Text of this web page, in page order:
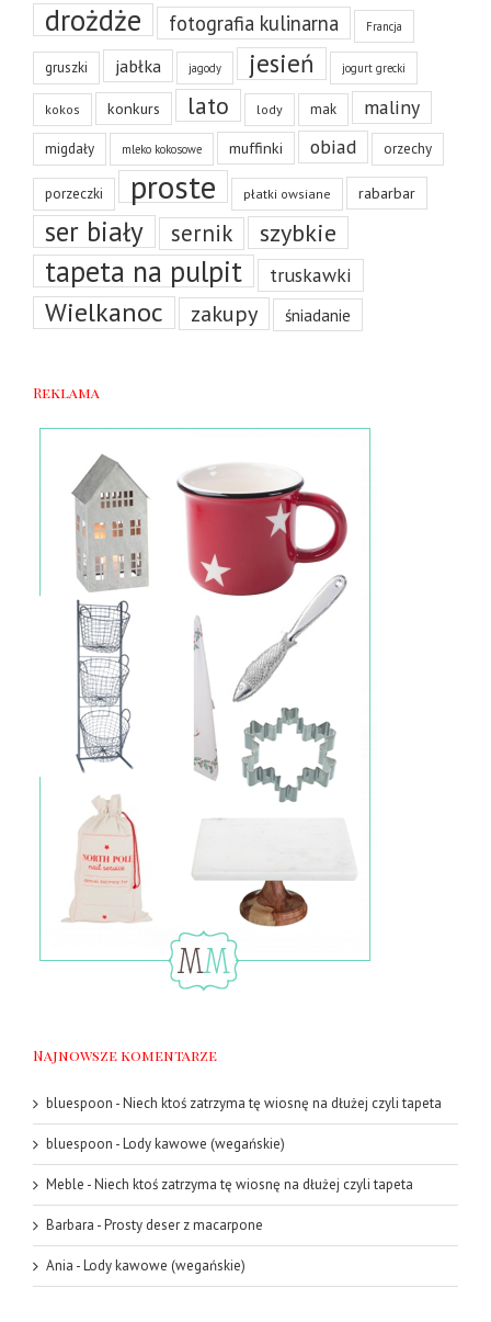
drożdże fotografia kulinarna Francja
gruszki jabłka jagody jesień jogurt grecki
kokos konkurs lato lody mak maliny
migdały mleko kokosowe muffinki obiad orzechy
porzeczki proste płatki owsiane rabarbar
ser biały sernik szybkie
tapeta na pulpit truskawki
Wielkanoc zakupy śniadanie
Reklama
Najnowsze komentarze
bluespoon -Niech ktoś zatrzyma tę wiosnę na dłużej czyli tapeta
bluespoon -Lody kawowe (wegańskie)
Meble -Niech ktoś zatrzyma tę wiosnę na dłużej czyli tapeta
Barbara -Prosty deser z macarpone
Ania -Lody kawowe (wegańskie)